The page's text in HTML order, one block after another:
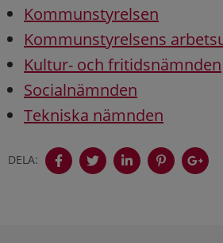
Kommunstyrelsen
Kommunstyrelsens
Kultur- och fritidsnämnden
Socialnämnden
Tekniska nämnden
DELA: